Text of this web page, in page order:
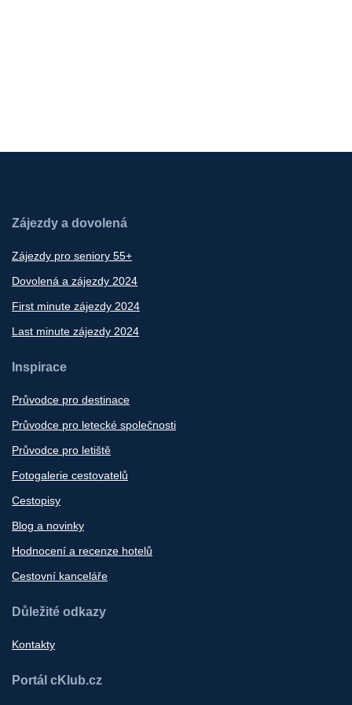
Zájezdy a dovolená
Zájezdy pro seniory 55+
Dovolená a zájezdy 2024
First minute zájezdy 2024
Last minute zájezdy 2024
Inspirace
Průvodce pro destinace
Průvodce pro letecké společnosti
Průvodce pro letiště
Fotogalerie cestovatelů
Cestopisy
Blog a novinky
Hodnocení a recenze hotelů
Cestovní kanceláře
Důležité odkazy
Kontakty
Portál cKlub.cz